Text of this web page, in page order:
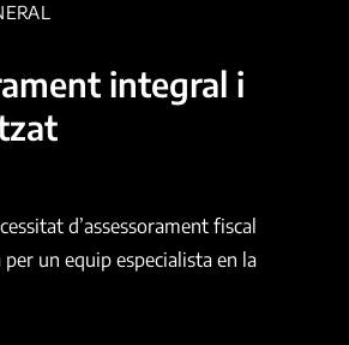
integral i
d’assessorament fiscal
un equip especialista en la